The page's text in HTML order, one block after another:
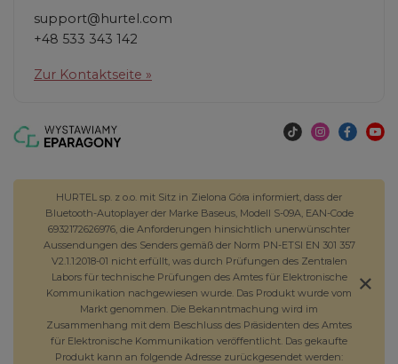
support@hurtel.com
+48 533 343 142
Zur Kontaktseite »
HURTEL sp. z o.o. mit Sitz in Zielona Góra informiert, dass der
Bluetooth-Autoplayer der Marke Baseus, Modell S-09A, EAN-Code
6932172626976, die Anforderungen hinsichtlich unerwünschter
Aussendungen des Senders gemäß der Norm PN-ETSI EN 301 357
V2.1.1:2018-01 nicht erfüllt, was durch Prüfungen des Zentralen
Labors für technische Prüfungen des Amtes für Elektronische
Kommunikation nachgewiesen wurde. Das Produkt wurde vom
Markt genommen. Die Bekanntmachung wird im
Zusammenhang mit dem Beschluss des Präsidenten des Amtes
für Elektronische Kommunikation veröffentlicht. Das gekaufte
Produkt kann an folgende Adresse zurückgesendet werden: